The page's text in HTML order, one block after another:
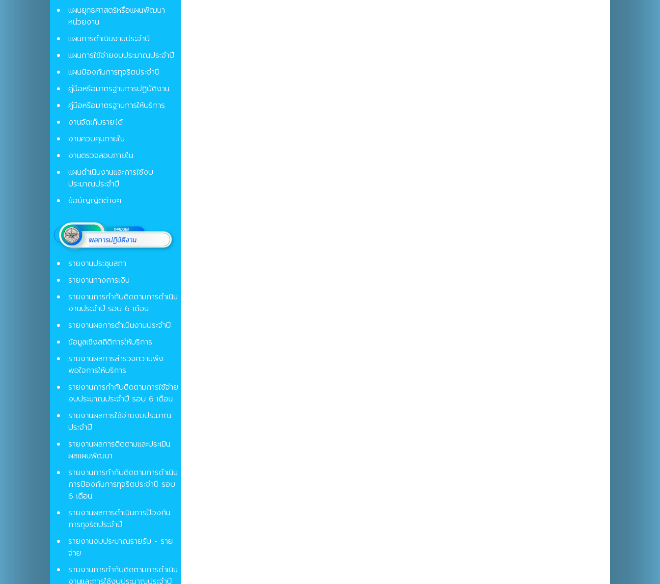
แผนยุทธศาสตร์หรือแผนพัฒนา
หน่วยงาน
แผนการดำเนินงานประจำปี
แผนการใช้จ่ายงบประมาณประจำปี
แผนป้องกันการทุจริตประจําปี
คู่มือหรือมาตรฐานการปฏิบัติงาน
คู่มือหรือมาตรฐานการให้บริการ
งานจัดเก็บรายได้
งานควบคุมภายใน
งานตรวจสอบภายใน
แผนดำเนินงานและการใช้งบ
ประมาณประจำปี
ข้อบัญญัติต่างๆ
รายงานประชุมสภา
รายงานทางการเงิน
รายงานการกำกับติดตามการดำเนิน
งานประจำปี รอบ 6 เดือน
รายงานผลการดำเนินงานประจำปี
ข้อมูลเชิงสถิติการให้บริการ
รายงานผลการสำรวจความพึง
พอใจการให้บริการ
รายงานการกำกับติดตามการใช้จ่าย
งบประมาณประจำปี รอบ 6 เดือน
รายงานผลการใช้จ่ายงบประมาณ
ประจำปี
รายงานผลการติดตามและประเมิน
ผลแผนพัฒนา
รายงานการกำกับติดตามการดำเนิน
การป้องกันการทุจริตประจำปี รอบ
6 เดือน
รายงานผลการดำเนินการป้องกัน
การทุจริตประจำปี
รายงานงบประมาณรายรับ - ราย
จ่าย
รายงานการกำกับติดตามการดำเนิน
งานและการใช้งบประมาณประจำปี